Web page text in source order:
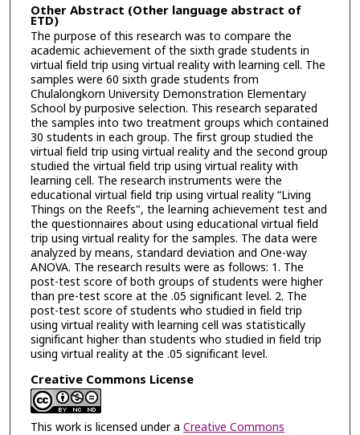
Other Abstract (Other language abstract of
ETD)
The purpose of this research was to compare the
academic achievement of the sixth grade students in
virtual field trip using virtual reality with learning cell. The
samples were 60 sixth grade students from
Chulalongkorn University Demonstration Elementary
School by purposive selection. This research separated
the samples into two treatment groups which contained
30 students in each group. The first group studied the
virtual field trip using virtual reality and the second group
studied the virtual field trip using virtual reality with
learning cell. The research instruments were the
educational virtual field trip using virtual reality “Living
Things on the Reefs", the learning achievement test and
the questionnaires about using educational virtual field
trip using virtual reality for the samples. The data were
analyzed by means, standard deviation and One-way
ANOVA. The research results were as follows: 1. The
post-test score of both groups of students were higher
than pre-test score at the .05 significant level. 2. The
post-test score of students who studied in field trip
using virtual reality with learning cell was statistically
significant higher than students who studied in field trip
using virtual reality at the .05 significant level.
Creative Commons License
This work is licensed under a Creative Commons